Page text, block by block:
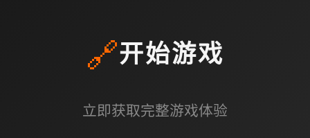
🔗开始游戏
立即获取完整游戏体验